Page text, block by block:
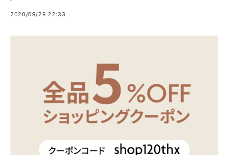
2020/09/29 22:33